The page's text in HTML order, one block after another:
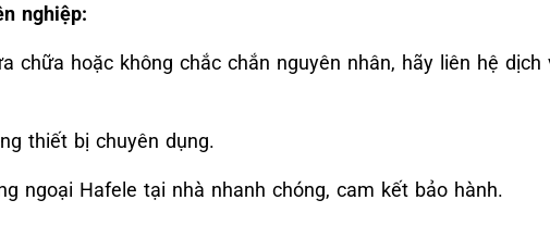
nghiệp:
chữa hoặc không chắc chắn nguyên nhân, hãy liên hệ
thiết bị chuyên dụng.
ngoại Hafele tại nhà nhanh chóng, cam kết bảo hành.